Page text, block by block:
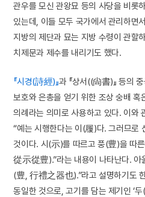
관우를 모신 관왕묘 등의 사당을 비롯
있는데, 이들 모두 국가에서 관리하면
지방의 제단과 묘는 지방 수령이 관할
치제문과 제수를 내리기도 했다.
『시경(詩經)』과 『상서((尙書)』 등의
보호와 은총을 얻기 위한 조상 숭배 혹
의례라는 의미로 사용하고 있다. 이와
“예는 시행한다는 이(履)다. 그러므로
것이다. 시(示)를 따르고 풍(豊)을
從示從豊).”라는 내용이 나타난다. 아
(豊, 行禮之器也).”라고 설명하기도 한
동일한 것으로, 고기를 담는 제기인 ‘